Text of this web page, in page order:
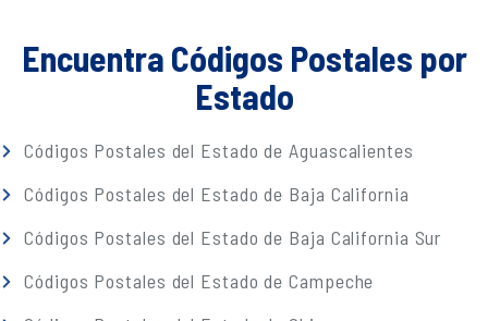
Encuentra Códigos Postales por
Estado
Códigos Postales del Estado de Aguascalientes
Códigos Postales del Estado de Baja California
Códigos Postales del Estado de Baja California Sur
Códigos Postales del Estado de Campeche